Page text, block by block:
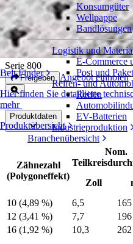
Belt Finder
Hier finden Sie detaillierte
mehr
Produktübersicht
Konsumgüter
Wellpappe
Bandlösungen
Logistik und
E-Commerce
Post und Paket
Reifen- und
Reifen
EV-Batterien
Industrieproduktion
Branchenübersicht
Geteilte Zahnräder
verschleißfestem
Serie 800
Freigeben Angebot einholen
Produktdaten
Zähnezahl
(Polygoneffekt)
Nom.
Zoll
10 (4,89 %)
6,5 165
12 (3,41 %)
7,7 196
16 (1,92 %)
10,3 262